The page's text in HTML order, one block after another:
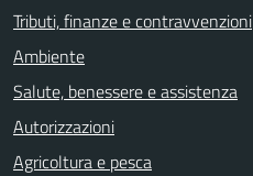
Tributi, finanze e contravvenzioni
Ambiente
Salute, benessere e assistenza
Autorizzazioni
Agricoltura e pesca